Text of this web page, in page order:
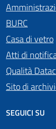
BURC
Casa di vetro
Atti di
Qualità
Sito di
SEGUICI SU